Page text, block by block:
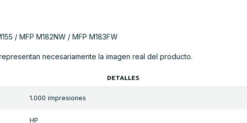
/ MFP M182NW / MFP M183FW
necesariamente la imagen real del producto.
DETALLES
1.000 impresiones
HP